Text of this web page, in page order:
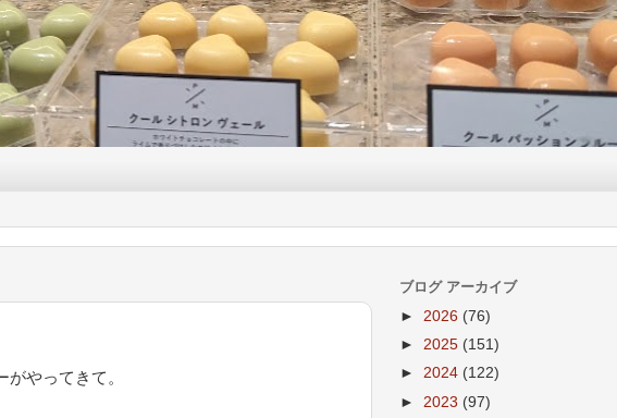
やってきて。
ブログ アーカイブ
► 2026 (76)
► 2025 (151)
► 2024 (122)
► 2023 (97)